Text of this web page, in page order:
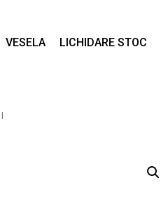
VESELA LICHIDARE STOC